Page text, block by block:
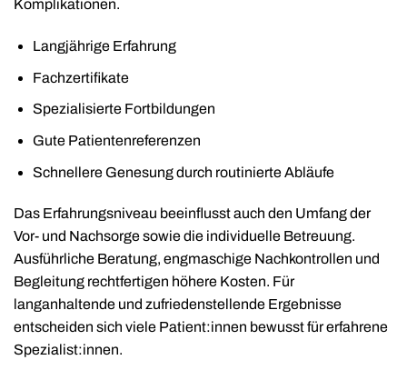
Komplikationen.
Langjährige Erfahrung
Fachzertifikate
Spezialisierte Fortbildungen
Gute Patientenreferenzen
Schnellere Genesung durch routinierte Abläufe
Das Erfahrungsniveau beeinflusst auch den Umfang der
Vor- und Nachsorge sowie die individuelle Betreuung.
Ausführliche Beratung, engmaschige Nachkontrollen und
Begleitung rechtfertigen höhere Kosten. Für
langanhaltende und zufriedenstellende Ergebnisse
entscheiden sich viele Patient:innen bewusst für erfahrene
Spezialist:innen.